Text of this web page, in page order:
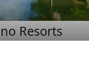
Resorts